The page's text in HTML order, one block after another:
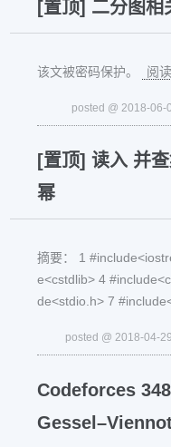
[置顶] 二分图相
该文被密码保护。 阅
posted @ 2018-06-
[置顶] 读入 并
幂
摘要： 1
e<cstdlib> 4
de<stdio.h> 7
posted @ 2018-04-
Codeforces